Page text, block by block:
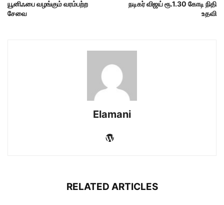
யூனிஃபை வழங்கும் வரம்பற்ற
சேவை
நடிகர் விஜய் ரூ.1.30 கோடி நிதி
உதவி
Elamani
RELATED ARTICLES